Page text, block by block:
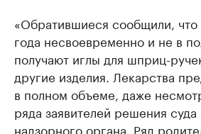
«Обратившиеся сообщили,
года несвоевременно и не в
получают иглы для шприц-
другие изделия. Лекарства
в полном объеме, даже
ряда заявителей решения
надзорного органа. Ряд